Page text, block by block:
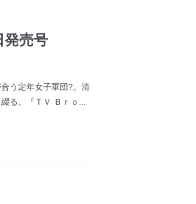
発売号
定年女子軍団?。清
る。『ＴＶ Ｂｒｏ...